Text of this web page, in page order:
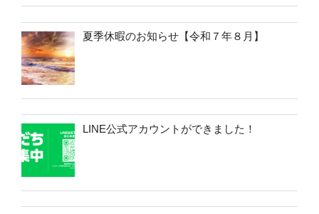
夏季休暇のお知らせ【令和７年８月】
LINE公式アカウントができました！